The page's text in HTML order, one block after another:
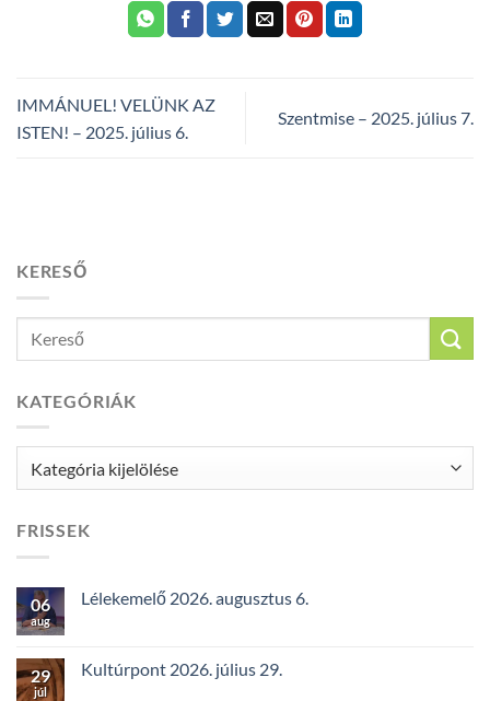
IMMÁNUEL! VELÜNK AZ
ISTEN! – 2025. július 6.
Szentmise – 2025. július 7.
KERESŐ
KATEGÓRIÁK
FRISSEK
06
aug
Lélekemelő 2026. augusztus 6.
29
júl
Kultúrpont 2026. július 29.